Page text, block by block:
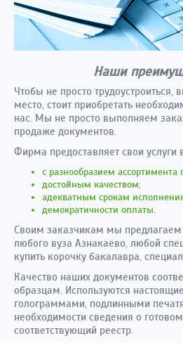
Наши
Чтобы не просто трудоустроиться,
место, стоит приобретать
нас. Мы не просто выполняем
продаже документов.
Фирма предоставляет свои услуги
с разнообразием ассортимента
достойным качеством;
адекватным срокам
демократичности оплаты.
Своим заказчикам мы
любого вуза Азнакаево, любой
купить корочку бакалавра,
Качество наших документов
образцам. Используются
голограммами, подлинными
необходимости сведения о
соответствующий реестр.